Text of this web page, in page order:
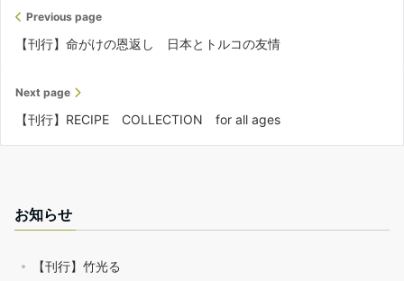
Previous page
【刊行】命がけの恩返し 日本とトルコの友情
Next page
【刊行】RECIPE COLLECTION for all ages
お知らせ
【刊行】竹光る